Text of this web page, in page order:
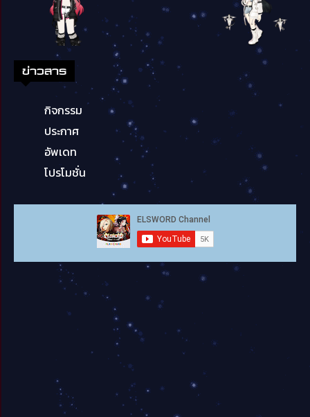
ข่าวสาร
กิจกรรม
ประกาศ
อัพเดท
โปรโมชั่น